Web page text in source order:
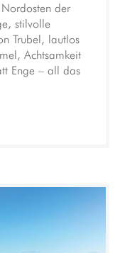
der
stilvolle
Trubel, lautlos
Achtsamkeit
Enge – all das